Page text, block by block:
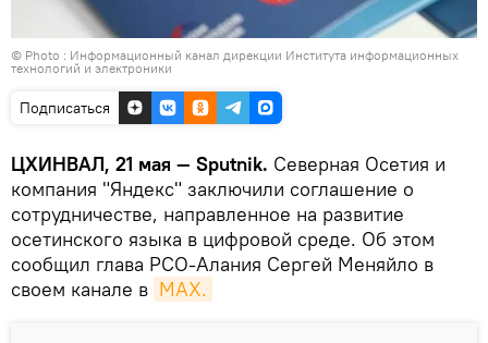
© Photo : Информационный канал дирекции Института информационных
технологий и электроники
Подписаться
ЦХИНВАЛ, 21 мая — Sputnik. Северная Осетия и
компания "Яндекс" заключили соглашение о
сотрудничестве, направленное на развитие
осетинского языка в цифровой среде. Об этом
сообщил глава РСО-Алания Сергей Меняйло в
своем канале в МАХ.